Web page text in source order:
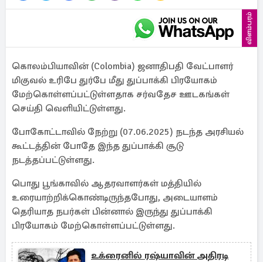
விளம்பரம்
கொலம்பியாவின் (Colombia) ஜனாதிபதி வேட்பாளர்
மிகுவல் உரிபே துர்பே மீது துப்பாக்கி பிரயோகம்
மேற்கொள்ளப்பட்டுள்ளதாக சர்வதேச ஊடகங்கள்
செய்தி வெளியிட்டுள்ளது.
போகோட்டாவில் நேற்று (07.06.2025) நடந்த அரசியல்
கூட்டத்தின் போதே இந்த துப்பாக்கி சூடு
நடத்தப்பட்டுள்ளது.
பொது பூங்காவில் ஆதரவாளர்கள் மத்தியில்
உரையாற்றிக்கொண்டிருந்தபோது, அடையாளம்
தெரியாத நபர்கள் பின்னால் இருந்து துப்பாக்கி
பிரயோகம் மேற்கொள்ளப்பட்டுள்ளது.
உக்ரைனில் ரஷ்யாவின் அதிரடி